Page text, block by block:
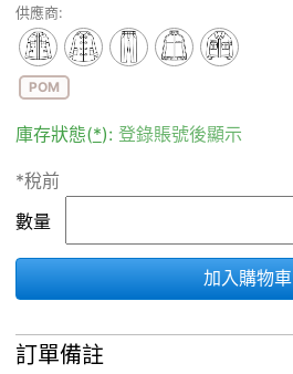
供應商:
POM
庫存狀態(*): 登錄賬號後顯示
*稅前
數量
加入購物車
訂單備註